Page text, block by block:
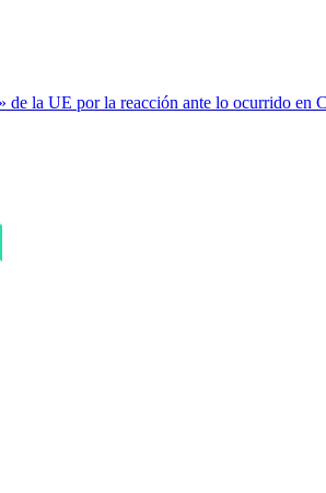
de la UE por la reacción ante lo ocurrido en